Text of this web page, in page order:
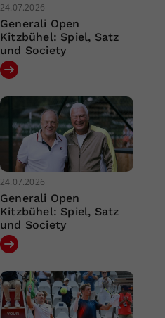
24.07.2026
Generali Open
Kitzbühel: Spiel, Satz
und Society
24.07.2026
Generali Open
Kitzbühel: Spiel, Satz
und Society